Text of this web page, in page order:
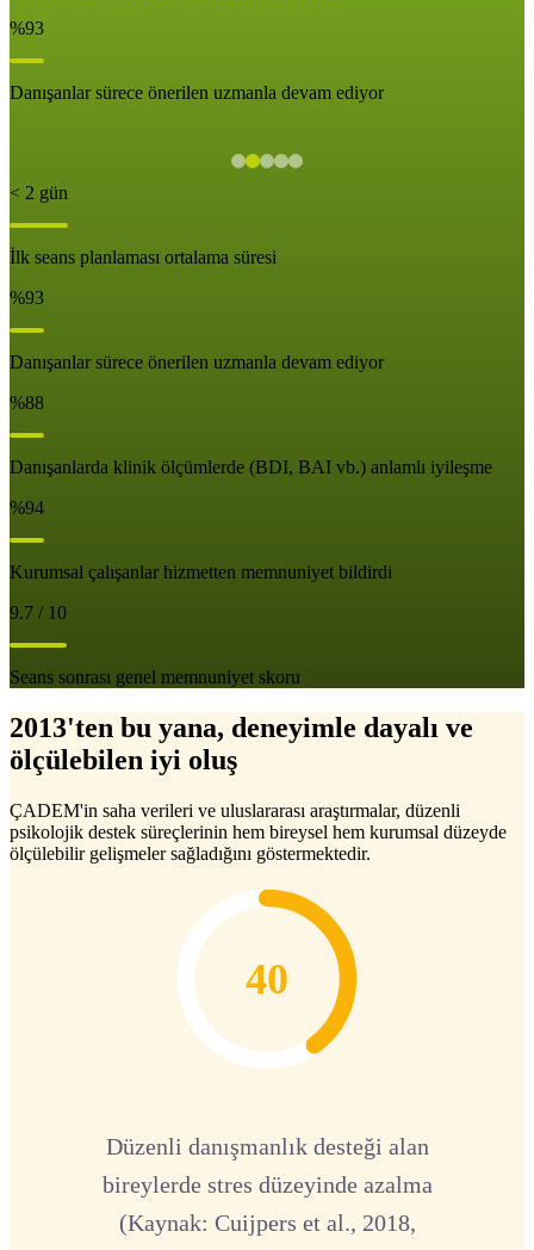
%93
Danışanlar sürece önerilen uzmanla devam ediyor
< 2 gün
İlk seans planlaması ortalama süresi
%93
Danışanlar sürece önerilen uzmanla devam ediyor
%88
Danışanlarda klinik ölçümlerde (BDI, BAI vb.) anlamlı iyileşme
%94
Kurumsal çalışanlar hizmetten memnuniyet bildirdi
9.7 / 10
Seans sonrası genel memnuniyet skoru
2013'ten bu yana, deneyimle dayalı ve
ölçülebilen iyi oluş
ÇADEM'in saha verileri ve uluslararası araştırmalar, düzenli
psikolojik destek süreçlerinin hem bireysel hem kurumsal düzeyde
ölçülebilir gelişmeler sağladığını göstermektedir.
40
Düzenli danışmanlık desteği alan
bireylerde stres düzeyinde azalma
(Kaynak: Cuijpers et al., 2018,